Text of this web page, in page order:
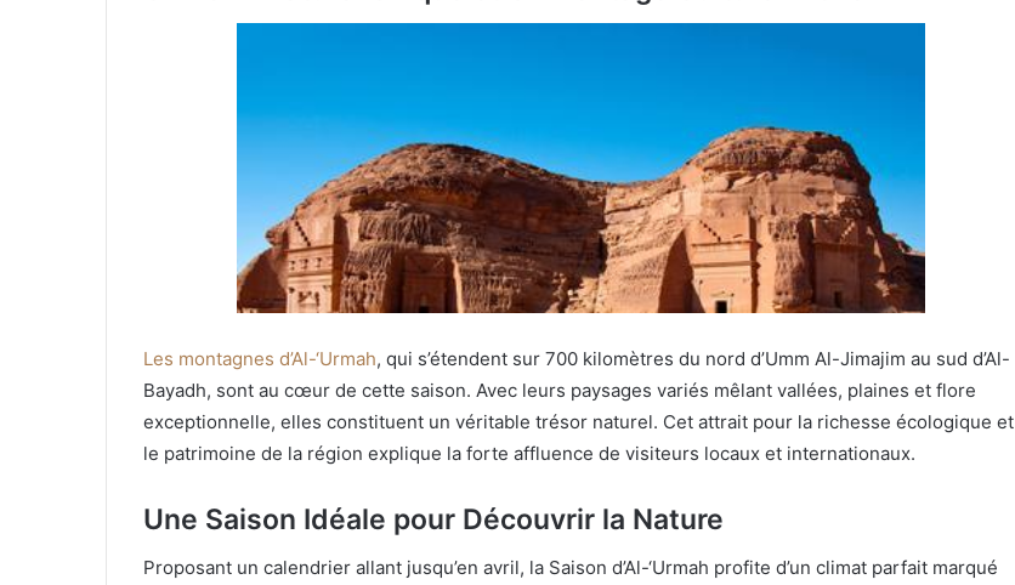
Les montagnes d’Al-‘Urmah, qui s’étendent sur 700 kilomètres du nord d’Umm Al-Jimajim au sud d’Al-
Bayadh, sont au cœur de cette saison. Avec leurs paysages variés mêlant vallées, plaines et flore
exceptionnelle, elles constituent un véritable trésor naturel. Cet attrait pour la richesse écologique et
le patrimoine de la région explique la forte affluence de visiteurs locaux et internationaux.
Une Saison Idéale pour Découvrir la Nature
Proposant un calendrier allant jusqu’en avril, la Saison d’Al-‘Urmah profite d’un climat parfait marqué